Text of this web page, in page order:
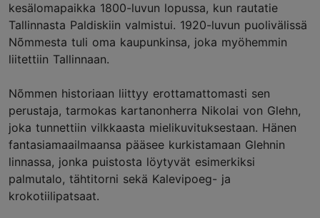
kesälomapaikka 1800-luvun lopussa, kun rautatie
Tallinnasta Paldiskiin valmistui. 1920-luvun puolivälissä
Nõmmesta tuli oma kaupunkinsa, joka myöhemmin
liitettiin Tallinnaan.
Nõmmen historiaan liittyy erottamattomasti sen
perustaja, tarmokas kartanonherra Nikolai von Glehn,
joka tunnettiin vilkkaasta mielikuvituksestaan. Hänen
fantasiamaailmaansa pääsee kurkistamaan Glehnin
linnassa, jonka puistosta löytyvät esimerkiksi
palmutalo, tähtitorni sekä Kalevipoeg- ja
krokotiilipatsaat.